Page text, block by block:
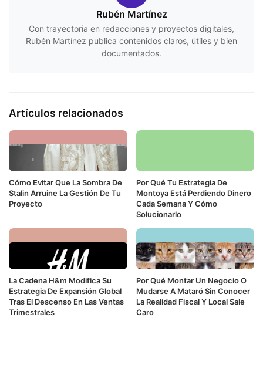
Rubén Martínez
Con trayectoria en redacciones y proyectos digitales,
Rubén Martínez publica contenidos claros, útiles y bien
documentados.
Artículos relacionados
Cómo Evitar Que La Sombra De
Stalin Arruine La Gestión De Tu
Proyecto
Por Qué Tu Estrategia De
Montoya Está Perdiendo Dinero
Cada Semana Y Cómo
Solucionarlo
La Cadena H&m Modifica Su
Estrategia De Expansión Global
Tras El Descenso En Las Ventas
Trimestrales
Por Qué Montar Un Negocio O
Mudarse A Mataró Sin Conocer
La Realidad Fiscal Y Local Sale
Caro